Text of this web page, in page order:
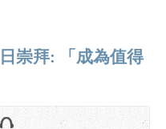
崇拜: 「成為值得